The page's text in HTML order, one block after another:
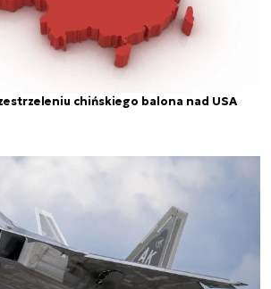
chińskiego balona nad USA